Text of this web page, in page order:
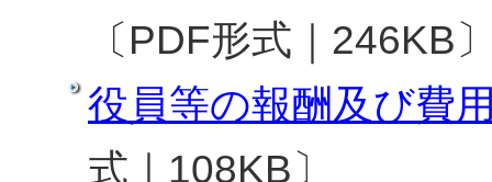
〔PDF形式｜246KB
役員等の報酬及び費
式｜108KB〕